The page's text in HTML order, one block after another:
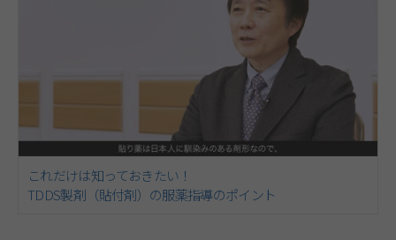
これだけは知っておきたい！
TDDS製剤（貼付剤）の服薬指導のポイント